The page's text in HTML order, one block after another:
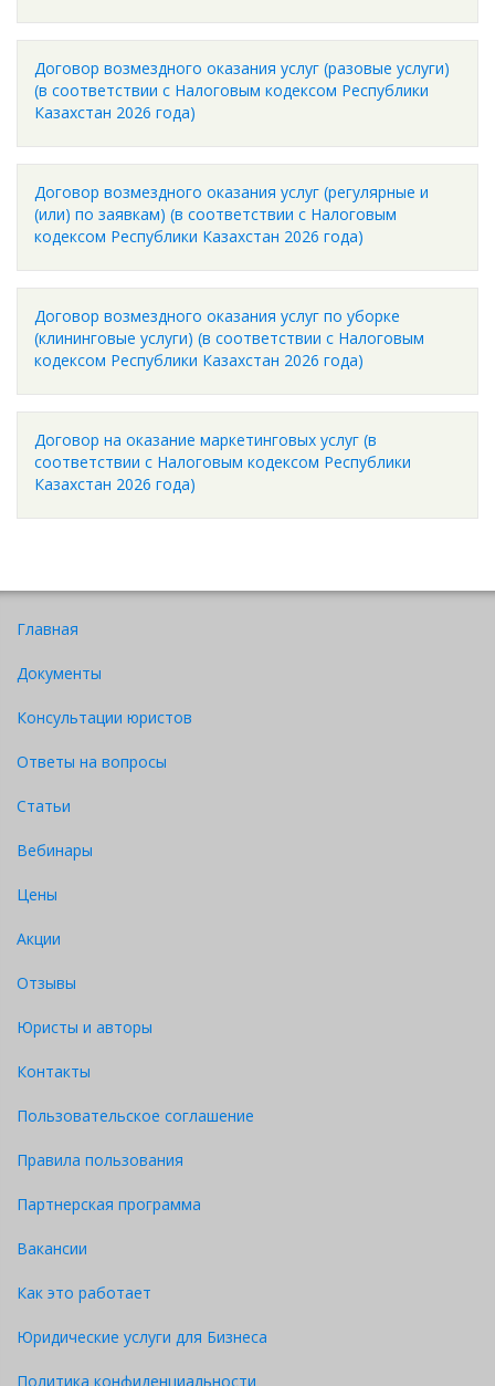
Договор возмездного оказания услуг (разовые услуги)
(в соответствии с Налоговым кодексом Республики
Казахстан 2026 года)
Договор возмездного оказания услуг (регулярные и
(или) по заявкам) (в соответствии с Налоговым
кодексом Республики Казахстан 2026 года)
Договор возмездного оказания услуг по уборке
(клининговые услуги) (в соответствии с Налоговым
кодексом Республики Казахстан 2026 года)
Договор на оказание маркетинговых услуг (в
соответствии с Налоговым кодексом Республики
Казахстан 2026 года)
Главная
Документы
Консультации юристов
Ответы на вопросы
Статьи
Вебинары
Цены
Акции
Отзывы
Юристы и авторы
Контакты
Пользовательское соглашение
Правила пользования
Партнерская программа
Вакансии
Как это работает
Юридические услуги для Бизнеса
Политика конфиденциальности